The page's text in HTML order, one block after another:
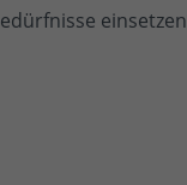
einsetzen